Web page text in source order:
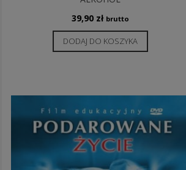
39,90 zł brutto
DODAJ DO KOSZYKA